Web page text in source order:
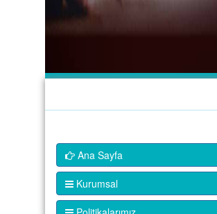
Ana Sayfa
Kurumsal